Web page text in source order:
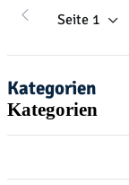
Seite 1
Kategorien
Kategorien